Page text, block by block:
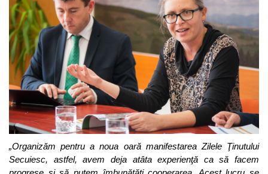
„Organizăm pentru a noua oară manifestarea Zilele Ţinutului
Secuiesc, astfel, avem deja atâta experienţă ca să facem